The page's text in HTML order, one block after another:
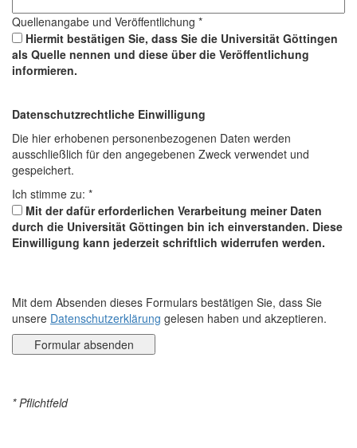
Quellenangabe und Veröffentlichung *
Hiermit bestätigen Sie, dass Sie die Universität Göttingen
als Quelle nennen und diese über die Veröffentlichung
informieren.
Datenschutzrechtliche Einwilligung
Die hier erhobenen personenbezogenen Daten werden
ausschließlich für den angegebenen Zweck verwendet und
gespeichert.
Ich stimme zu: *
Mit der dafür erforderlichen Verarbeitung meiner Daten
durch die Universität Göttingen bin ich einverstanden. Diese
Einwilligung kann jederzeit schriftlich widerrufen werden.
Mit dem Absenden dieses Formulars bestätigen Sie, dass Sie
unsere Datenschutzerklärung gelesen haben und akzeptieren.
* Pflichtfeld